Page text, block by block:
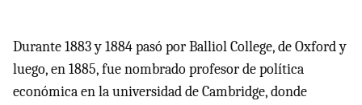
Durante 1883 y 1884 pasó por Balliol College, de Oxford y
luego, en 1885, fue nombrado profesor de política
económica en la universidad de Cambridge, donde